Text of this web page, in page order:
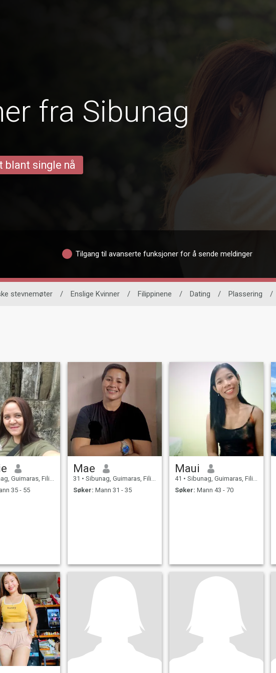
fra Sibunag
blant single nå
Tilgang til avanserte funksjoner for å sende meldinger
stevnemøter / Enslige Kvinner / Filippinene / Dating / Plassering /
Guimaras, Filippinene
35 - 55
Mae
31 • Sibunag, Guimaras, Filippinene
Søker: Mann 31 - 35
Maui
41 • Sibunag, Guimaras, Filippinene
Søker: Mann 43 - 70